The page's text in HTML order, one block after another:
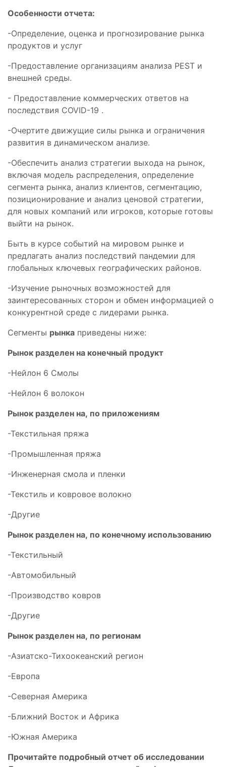
Особенности отчета:
-Определение, оценка и прогнозирование рынка
продуктов и услуг
-Предоставление организациям анализа PEST и
внешней среды.
- Предоставление коммерческих ответов на
последствия COVID-19 .
-Очертите движущие силы рынка и ограничения
развития в динамическом анализе.
-Обеспечить анализ стратегии выхода на рынок,
включая модель распределения, определение
сегмента рынка, анализ клиентов, сегментацию,
позиционирование и анализ ценовой стратегии,
для новых компаний или игроков, которые готовы
выйти на рынок.
Быть в курсе событий на мировом рынке и
предлагать анализ последствий пандемии для
глобальных ключевых географических районов.
-Изучение рыночных возможностей для
заинтересованных сторон и обмен информацией о
конкурентной среде с лидерами рынка.
Сегменты рынка приведены ниже:
Рынок разделен на конечный продукт
-Нейлон 6 Смолы
-Нейлон 6 волокон
Рынок разделен на, по приложениям
-Текстильная пряжа
-Промышленная пряжа
-Инженерная смола и пленки
-Текстиль и ковровое волокно
-Другие
Рынок разделен на, по конечному использованию
-Текстильный
-Автомобильный
-Производство ковров
-Другие
Рынок разделен на, по регионам
-Азиатско-Тихоокеанский регион
-Европа
-Северная Америка
-Ближний Восток и Африка
-Южная Америка
Прочитайте подробный отчет об исследовании